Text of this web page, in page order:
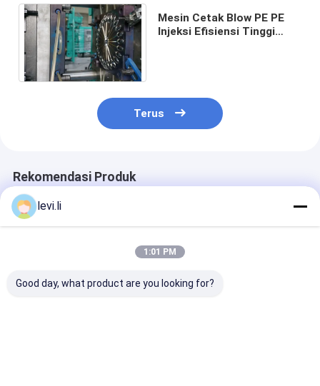
Mesin Cetak Blow PE PE
Injeksi Efisiensi Tinggi
Terus
Rekomendasi Produk
levi.li
1:01 PM
Good day, what product are you looking for?